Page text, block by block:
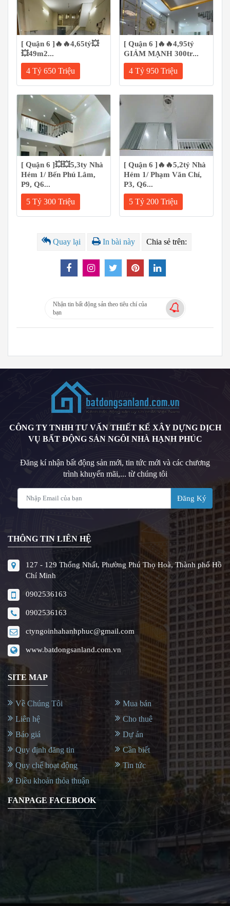
[ Quận 6 ]🔥🔥4,65tỷ💥
💥49m2...
4 Tỷ 650 Triệu
[ Quận 6 ]🔥🔥4,95tỷ
GIẢM MẠNH 300tr...
4 Tỷ 950 Triệu
[ Quận 6 ]💥💥5,3ty Nhà
Hẻm 1/ Bến Phú Lâm,
P9, Q6...
5 Tỷ 300 Triệu
[ Quận 6 ]🔥🔥5,2tỷ Nhà
Hẻm 1/ Phạm Văn Chí,
P3, Q6...
5 Tỷ 200 Triệu
Quay lại In bài này Chia sẻ trên:
Nhận tin bất động sản theo tiêu chí của
bạn
CÔNG TY TNHH TƯ VẤN THIẾT KẾ XÂY DỰNG DỊCH
VỤ BẤT ĐỘNG SẢN NGÔI NHÀ HẠNH PHÚC
Đăng kí nhận bất động sản mới, tin tức mới và các chương
trình khuyến mãi,... từ chúng tôi
Đăng Ký
THÔNG TIN LIÊN HỆ
127 - 129 Thống Nhất, Phường Phú Thọ Hoà, Thành phố Hồ
Chí Minh
0902536163
0902536163
ctyngoinhahanhphuc@gmail.com
www.batdongsanland.com.vn
SITE MAP
Về Chúng Tôi
Liên hệ
Báo giá
Quy định đăng tin
Quy chế hoạt động
Điều khoản thỏa thuận
Mua bán
Cho thuê
Dự án
Cần biết
Tin tức
FANPAGE FACEBOOK